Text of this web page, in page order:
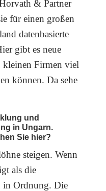
& Partner
für einen großen
datenbasierte
gibt es neue
kleinen Firmen viel
können. Da sehe
und
in Ungarn.
Sie hier?
steigen. Wenn
als die
in Ordnung. Die